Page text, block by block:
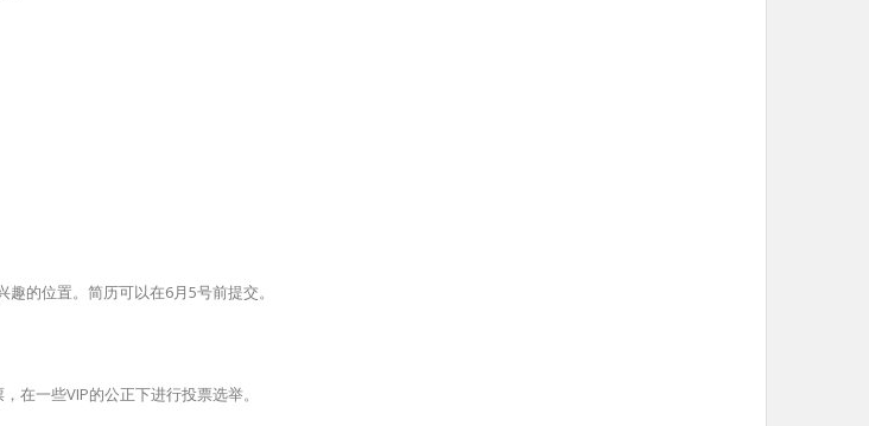
的位置。简历可以在6月5号前提交。
在一些VIP的公正下进行投票选举。